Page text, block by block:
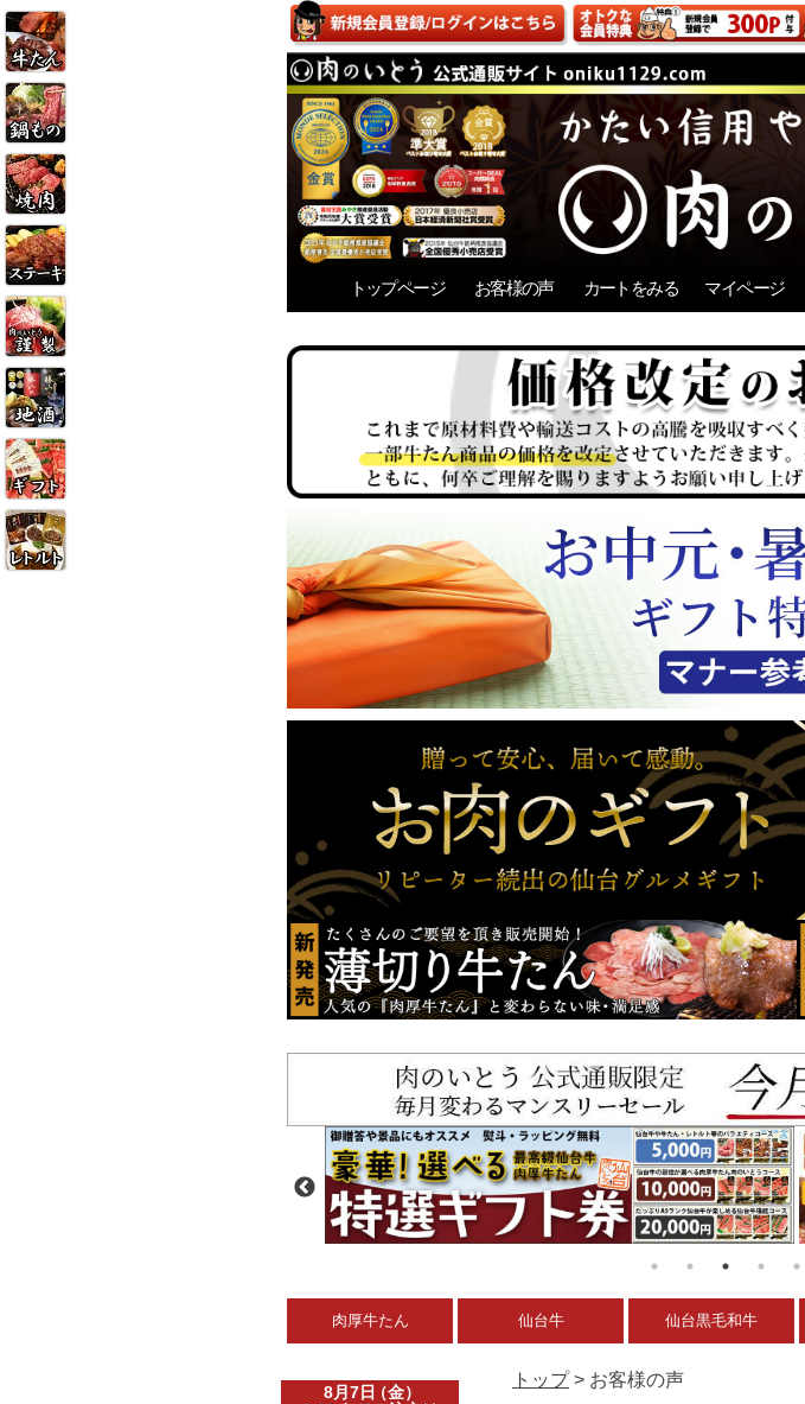
トップページ お客様の声 カートをみる マイページ
肉厚牛たん 仙台牛 仙台黒毛和牛
トップ> お客様の声